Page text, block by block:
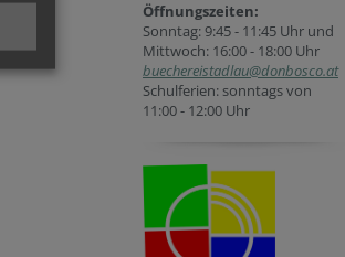
Öffnungszeiten:
Sonntag: 9:45 - 11:45 Uhr und
Mittwoch: 16:00 - 18:00 Uhr
buechereistadlau@donbosco.at
Schulferien: sonntags von
11:00 - 12:00 Uhr